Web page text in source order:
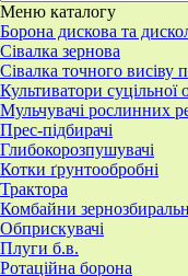
Меню каталогу
Борона дискова та
Сівалка зернова
Сівалка точного висіву
Культиватори суцільної
Мульчувачі рослинних
Прес-підбирачі
Глибокорозпушувачі
Котки ґрунтообробні
Трактора
Комбайни
Обприскувачі
Плуги б.в.
Ротаційна борона